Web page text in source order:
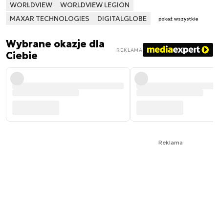
WORLDVIEW
WORLDVIEW LEGION
MAXAR TECHNOLOGIES
DIGITALGLOBE pokaż wszystkie
Wybrane okazje dla
Ciebie
REKLAMA
Reklama